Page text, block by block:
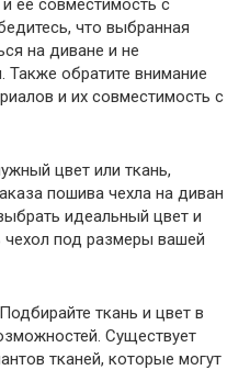
ее совместимость с
что выбранная
на диване и не
обратите внимание
и их совместимость с
цвет или ткань,
пошива чехла на диван
идеальный цвет и
чехол под размеры вашей
ткань и цвет в
Существует
тканей, которые могут